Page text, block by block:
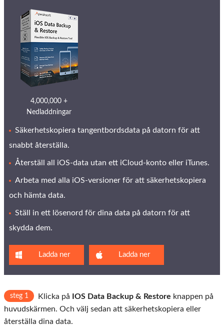
4,000,000 +
Nedladdningar
Säkerhetskopiera tangentbordsdata på datorn för att
snabbt återställa.
Återställ all iOS-data utan ett iCloud-konto eller iTunes.
Arbeta med alla iOS-versioner för att säkerhetskopiera
och hämta data.
Ställ in ett lösenord för dina data på datorn för att
skydda dem.
Ladda ner Ladda ner
steg 1 Klicka på IOS Data Backup & Restore knappen på
huvudskärmen. Och välj sedan att säkerhetskopiera eller
återställa dina data.